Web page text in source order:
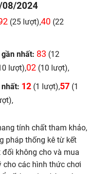
08/2024
(25 lượt),40 (22
nhất: 83 (12
lượt),02 (10 lượt),
12 (1 lượt),57 (1
tính chất tham khảo,
pháp thống kê từ kết
không cho và mua
cho các hình thức chơi